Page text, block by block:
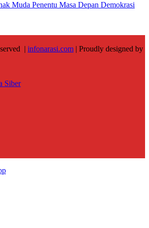
Muda Penentu Masa Depan Demokrasi
| infonarasi.com | Proudly designed by
Siber